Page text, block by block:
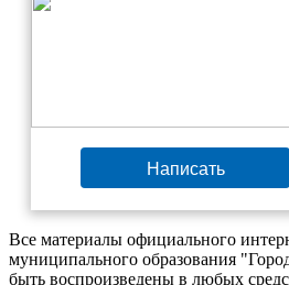
Написать
Все материалы официального
муниципального образования
быть воспроизведены в любых